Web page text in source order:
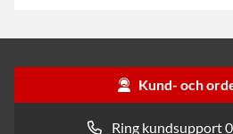
Kund- och
Ring kundsupport